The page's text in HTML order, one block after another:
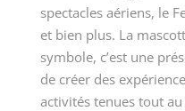
spectacles aériens, le
et bien plus. La
symbole, c’est une
de créer des
activités tenues tout au